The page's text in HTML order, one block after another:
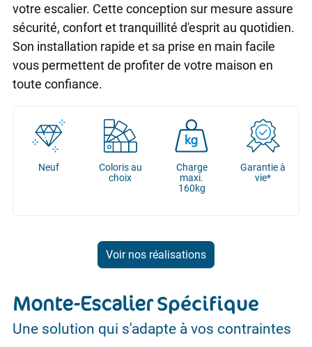
votre escalier. Cette conception sur mesure assure
sécurité, confort et tranquillité d'esprit au quotidien.
Son installation rapide et sa prise en main facile
vous permettent de profiter de votre maison en
toute confiance.
Neuf
Coloris au
choix
Charge
maxi.
160kg
Garantie à
vie*
Voir nos réalisations
Monte-EscalierSpécifique
Une solution qui s'adapte à vos contraintes